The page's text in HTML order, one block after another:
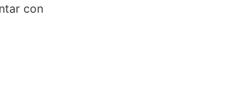
con